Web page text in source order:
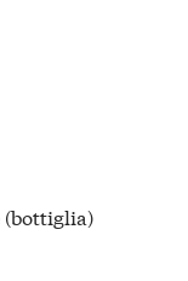
(bottiglia)